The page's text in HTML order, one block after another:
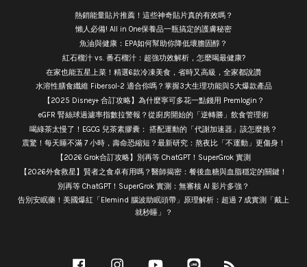
熱銷能量貼片推薦！這些神奇貼片真的有效嗎？
懶人必備! All in One保養品一瓶搞定的護膚秘密
魚油與健康：EPA如何幫助你降低壞膽固醇？
紅石榴汁 vs. 番石榴汁：超強功效解析，怎麼喝最健康?
在家也能五星上菜！精選6款冷凍美食，省時又高級，全家都說讚
水溶性膳食纖維 Fibersol-2 適合你嗎？掌握3大生理功能與5大爆款產品
【2025 Disney+ 合訂攻略】為什麼寧可多花一點錢用 Premlogin？
eGFR 腎絲球過濾率指數拉警報？從廚房開始的「逆轉勝」飲食管理術
喝綠茶太慢了！EGCG 兒茶素膠囊： 搭配運動的「代謝加速器」該怎麼挑？
震驚！每天睡不滿 7 小時，壽命恐縮短？最新研究：熬夜比「不運動」更傷身！
【2026 Grok合訂攻略】別再等 ChatGPT！SuperGrok 實測
【2026外食救星】賢者之食卓有用嗎？醫師揭密：餐後血糖與血脂穩定的關鍵！
別再等 ChatGPT！SuperGrok 實測：無審核 AI 影片多強？
告別安眠藥！美國爆紅「Elemind 腦波助眠頭帶」原理解析：超過 7 成實測「戴上
就秒睡」？
Facebook Instagram YouTube